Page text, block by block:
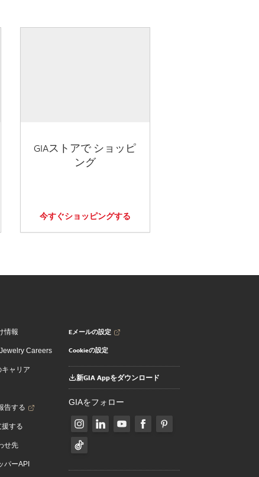
GIAストアで ショッピ
ング
今すぐショッピングする
情報
Careers
キャリア
告する
援する
せ先
パーAPI
Eメールの設定
Cookieの設定
新GIA Appをダウンロード
GIAをフォロー